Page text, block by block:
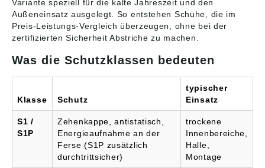
Variante speziell für die kalte Jahreszeit und den
Außeneinsatz ausgelegt. So entstehen Schuhe, die im
Preis-Leistungs-Vergleich überzeugen, ohne bei der
zertifizierten Sicherheit Abstriche zu machen.
Was die Schutzklassen bedeuten
Klasse Schutz
typischer
Einsatz
S1 /
S1P
Zehenkappe, antistatisch,
Energieaufnahme an der
Ferse (S1P zusätzlich
durchtrittsicher)
trockene
Innenbereiche,
Halle,
Montage